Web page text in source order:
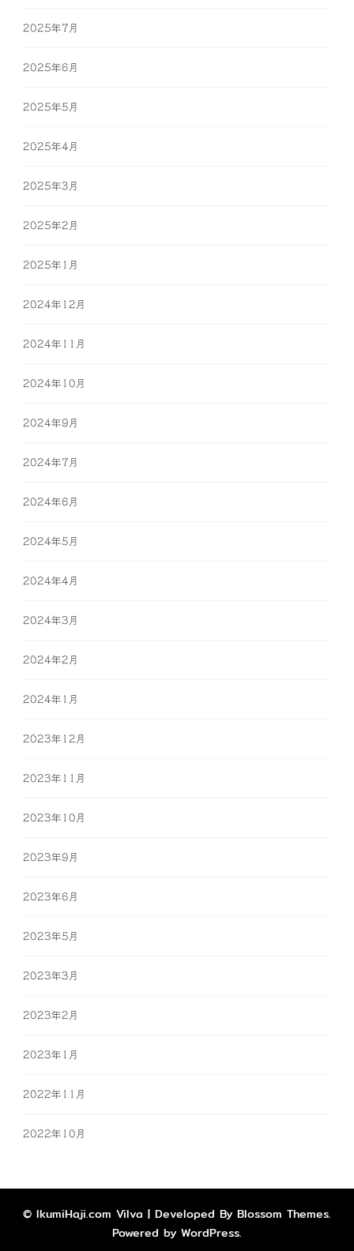
2025年7月
2025年6月
2025年5月
2025年4月
2025年3月
2025年2月
2025年1月
2024年12月
2024年11月
2024年10月
2024年9月
2024年7月
2024年6月
2024年5月
2024年4月
2024年3月
2024年2月
2024年1月
2023年12月
2023年11月
2023年10月
2023年9月
2023年6月
2023年5月
2023年3月
2023年2月
2023年1月
2022年11月
2022年10月
© IkumiHaji.com Vilva | Developed By Blossom Themes.
Powered by WordPress.